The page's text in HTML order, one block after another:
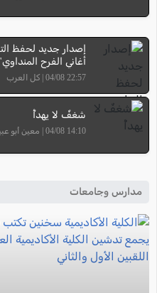
إصدار جديد لحفظ
أغاني الفرح
22:57 04/08 | كل العرب
شغفٌ لا يهدأُ
14:10 04/08 | معين أبو عبيد
مدارس وجامعات